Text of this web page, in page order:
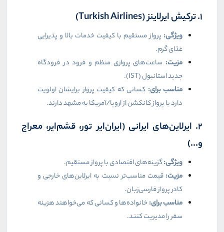
۱. ترکیش ایرلاینز ( Turkish Airlines
)
ویژگی: پرواز مستقیم با کیفیت خدمات بالا و پذیرایی
غذای گرم.
مزیت: ساعت‌های پروازی منظم و فرود در فرودگاه
جدید استانبول (IST
).
مناسب برای: کسانی که کیفیت پرواز برایشان اولویت
دارد یا پرواز کانکشن از اروپا/آمریکا به مشهد دارند.
۲. ایرلاین‌های ایرانی (ایران‌ایر تور، قشم‌ایر، معراج
و...)
ویژگی:گزینه‌های اقتصادی با پرواز مستقیم.
مزیت: قیمت مناسب‌تر نسبت به ایرلاین‌های خارجی و
کادر پرواز فارسی‌زبان.
مناسب برای:خانواده‌ها و کسانی که می‌خواهند هزینه
سفر را مدیریت کنند.